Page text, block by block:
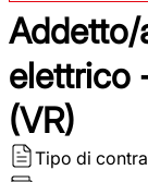
Addetto/
elettrico
(VR)
Tipo di